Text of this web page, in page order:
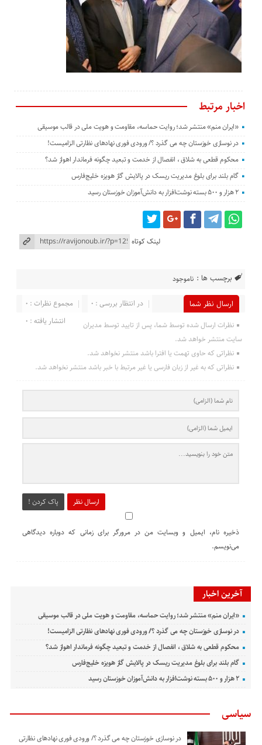
اخبار مرتبط
«ایران منم» منتشر شد؛ روایت حماسه، مقاومت و هویت ملی در قالب موسیقی
در نوسازی خوزستان چه می گذرد ؟/ ورودی فوری نهادهای نظارتی الزامیست!
محکوم قطعی به شلاق ، انفصال از خدمت و تبعید چگونه فرماندار اهواز شد؟
گام بلند برای بلوغ مدیریت ریسک در پالایش گاز هویزه خلیج‌فارس
۲ هزار و ۵۰۰ بسته نوشت‌افزار به دانش‌آموزان خوزستان رسید
لینک کوتاه
برچسب ها : ناموجود
ارسال نظر شما مجموع نظرات : 0
در انتظار بررسی : 0
انتشار یافته : 0
نظرات ارسال شده توسط شما، پس از تایید توسط مدیران
سایت منتشر خواهد شد.
نظراتی که حاوی تهمت یا افترا باشد منتشر نخواهد شد.
نظراتی که به غیر از زبان فارسی یا غیر مرتبط با خبر باشد منتشر نخواهد شد.
ارسال نظر پاک کردن !
ذخیره نام، ایمیل و وبسایت من در مرورگر برای زمانی که دوباره دیدگاهی
می‌نویسم.
آخرین اخبار
«ایران منم» منتشر شد؛ روایت حماسه، مقاومت و هویت ملی در قالب موسیقی
در نوسازی خوزستان چه می گذرد ؟/ ورودی فوری نهادهای نظارتی الزامیست!
محکوم قطعی به شلاق ، انفصال از خدمت و تبعید چگونه فرماندار اهواز شد؟
گام بلند برای بلوغ مدیریت ریسک در پالایش گاز هویزه خلیج‌فارس
۲ هزار و ۵۰۰ بسته نوشت‌افزار به دانش‌آموزان خوزستان رسید
سیاسی
در نوسازی خوزستان چه می گذرد ؟/ ورودی فوری نهادهای نظارتی